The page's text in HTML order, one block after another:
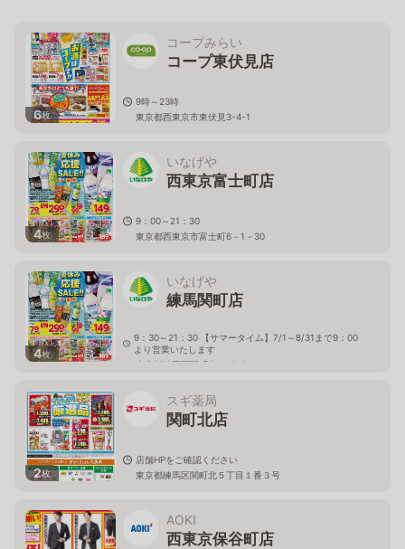
6枚
コープみらい
コープ東伏見店
9時～23時
東京都西東京市東伏見3-4-1
4枚
いなげや
西東京富士町店
9：00～21：30
東京都西東京市富士町6－1－30
4枚
いなげや
練馬関町店
9：30～21：30 【サマータイム】7/1～8/31まで9：00
より営業いたします
東京都練馬区関町南4-19-8
2枚
スギ薬局
関町北店
店舗HPをご確認ください
東京都練馬区関町北５丁目１番３号
AOKI
西東京保谷町店